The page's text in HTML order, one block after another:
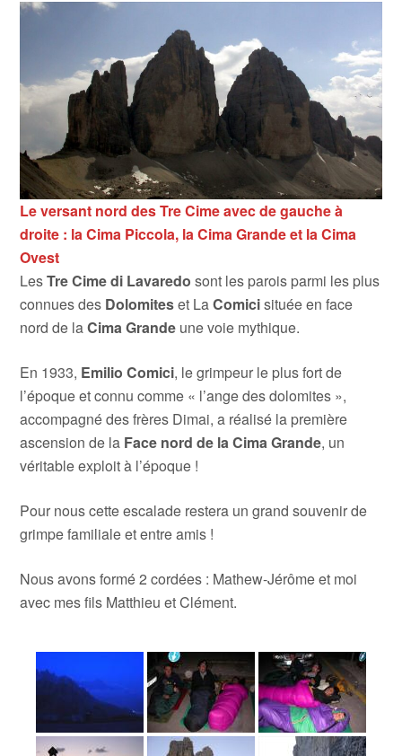
Le versant nord des Tre Cime avec de gauche à
droite : la Cima Piccola, la Cima Grande et la Cima
Ovest
LesTre Cime di Lavaredo sont les parois parmi les plus
connues des Dolomiteset LaComicisituée en face
nord de laCima Grande une voie mythique.
En 1933, Emilio Comici, le grimpeur le plus fort de
l’époque et connu comme « l’ange des dolomites »,
accompagné des frères Dimai, a réalisé la première
ascension de la Face nord de la Cima Grande, un
véritable exploit à l’époque !
Pour nous cette escalade restera un grand souvenir de
grimpe familiale et entre amis !
Nous avons formé 2 cordées : Mathew-Jérôme et moi
avec mes fils Matthieu et Clément.